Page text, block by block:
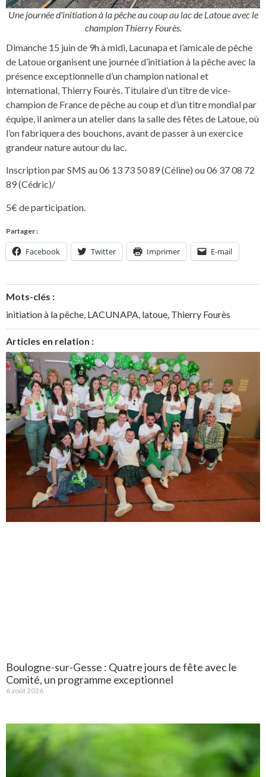
Une journée d'initiation à la pêche au coup au lac de Latoue avec le
champion Thierry Fourès.
Dimanche 15 juin de 9h à midi, Lacunapa et l’amicale de pêche
de Latoue organisent une journée d’initiation à la pêche avec la
présence exceptionnelle d’un champion national et
international, Thierry Fourès. Titulaire d’un titre de vice-
champion de France de pêche au coup et d’un titre mondial par
équipe, il animera un atelier dans la salle des fêtes de Latoue, où
l’on fabriquera des bouchons, avant de passer à un exercice
grandeur nature autour du lac.
Inscription par SMS au 06 13 73 50 89 (Céline) ou 06 37 08 72
89 (Cédric)/
5€ de participation.
Partager :
Facebook Twitter Imprimer E-mail
Mots-clés :
initiation à la pêche, LACUNAPA, latoue, Thierry Fourès
Articles en relation :
Boulogne-sur-Gesse : Quatre jours de fête avec le
Comité, un programme exceptionnel
6 août 2026